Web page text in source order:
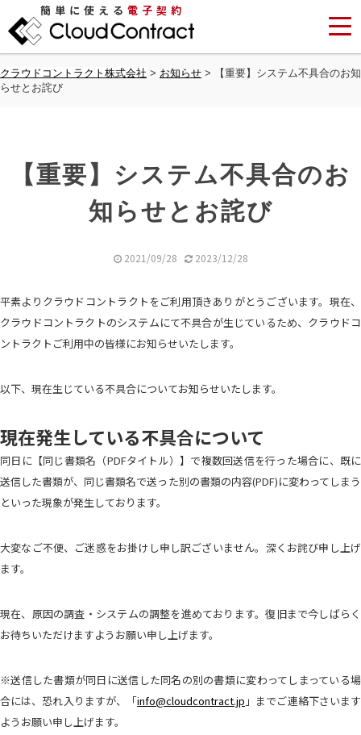
簡単に使える 電子契約
クラウドコントラクト株式会社 > お知らせ >
【重要】システム不具合のお知
らせとお詫び
【重要】システム不具合のお
知らせとお詫び
2021/09/28 2023/12/28
平素よりクラウドコントラクトをご利用頂きありがとうございます。現在、
クラウドコントラクトのシステムにて不具合が生じているため、クラウドコ
ントラクトご利用中の皆様にお知らせいたします。
以下、現在生じている不具合についてお知らせいたします。
現在発生している不具合について
同日に【同じ書類名（PDFタイトル）】で複数回送信を行った場合に、既に
送信した書類が、同じ書類名で送った別の書類の内容(PDF)に変わってしまう
といった現象が発生しております。
大変なご不便、ご迷惑をお掛けし申し訳ございません。深くお詫び申し上げ
ます。
現在、原因の調査・システムの調整を進めております。復旧まで今しばらく
お待ちいただけますようお願い申し上げます。
※送信した書類が同日に送信した同名の別の書類に変わってしまっている場
合には、恐れ入りますが、「info@cloudcontract.jp 」までご連絡下さいます
ようお願い申し上げます。